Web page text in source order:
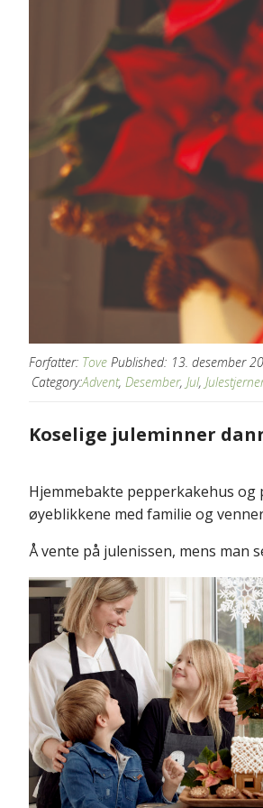
Forfatter: Tove Published: 13. desember
Category:Advent, Desember, Jul,
Koselige juleminner
Hjemmebakte pepperkakehus
øyeblikkene med familie og
Å vente på julenissen, mens man